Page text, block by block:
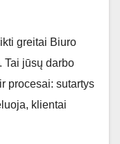
greitai Biuro
Tai jūsų darbo
procesai: sutartys
klientai